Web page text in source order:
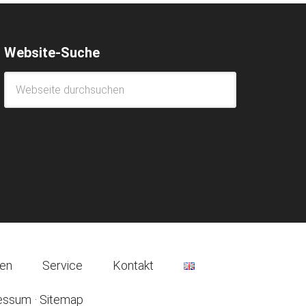
Website-Suche
Service Kontakt
· Sitemap